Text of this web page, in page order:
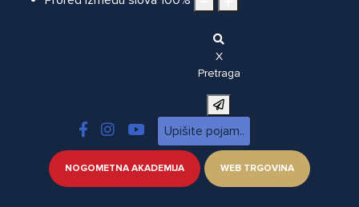
X
Pretraga
NOGOMETNA AKADEMIJA WEB TRGOVINA